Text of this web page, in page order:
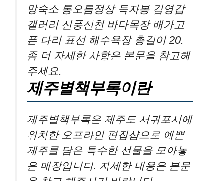
망숙소 통오름정상 독자봉 김영갑
갤러리 신풍신천 바다목장 배가고
픈 다리 표선 해수욕장 총길이 20.
좀 더 자세한 사항은 본문을 참고해
주세요.
제주별책부록이란
제주별책부록은 제주도 서귀포시에
위치한 오프라인 편집샵으로 예쁜
제주를 담은 특수한 선물을 모아놓
은 매장입니다. 자세한 내용은 본문